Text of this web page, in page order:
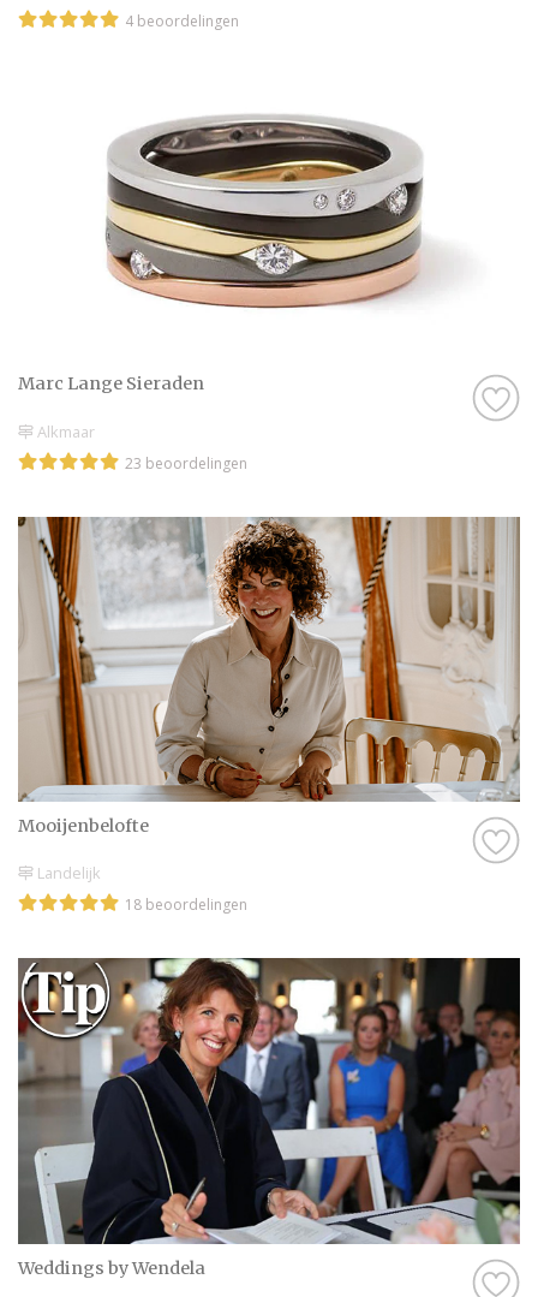
4 beoordelingen
Marc Lange Sieraden
Alkmaar
23 beoordelingen
Mooijenbelofte
Landelijk
18 beoordelingen
Weddings by Wendela